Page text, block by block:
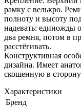
рамку с велькро.
полноту и высоту
надевать: единожды
два ремня, потом в
расстёгивать.
Конструктивная
дизайна. Имеет
скошенную в
Характеристики
Бренд